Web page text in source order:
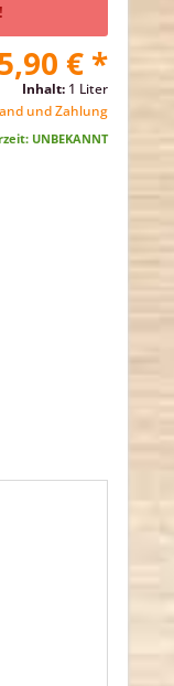
€ *
Inhalt: 1 Liter
und Zahlung
UNBEKANNT